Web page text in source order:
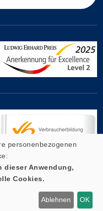
personenbezogenen
dieser Anwendung,
Cookies.
Ablehnen OK